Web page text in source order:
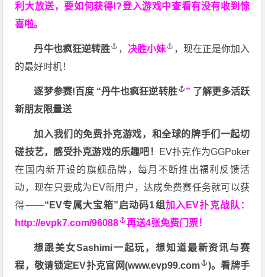
利大放送，要如何获得!?登入游戏中查看有没有收到惊
喜啦。
丹牛也疯狂逆转胜 ， 决胜小妹
，现在正是你加入
的最好时机！
逐梦参赛!百度 “丹牛也疯狂逆转胜 ” 了解更多活跃
新朋友限量送
加入我们的免费扑克游戏，和全球的牌手们一起切
磋技艺，感受扑克游戏的乐趣吧！
EV扑克作为GGPoker
在国内新开设的旗舰品牌，每月不断推出福利反馈活
动，现在只要成为EV新用户，达成免费赛任务就可以获
得——“EV专属大宝箱”启动码1组 加入EV扑克战队：
http://evpk7.com/96088
再送4张免费门票！
想跟美女Sashimi一起玩，想知道最新资讯与赛
程，敬请锁定EV扑克官网(www.evp99.com )。看牌手